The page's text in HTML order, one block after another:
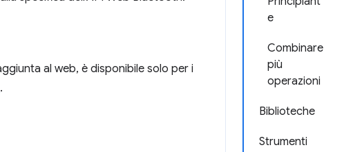
e
Combinare
più
operazioni
Biblioteche
Strumenti
al web, è disponibile solo per i
.